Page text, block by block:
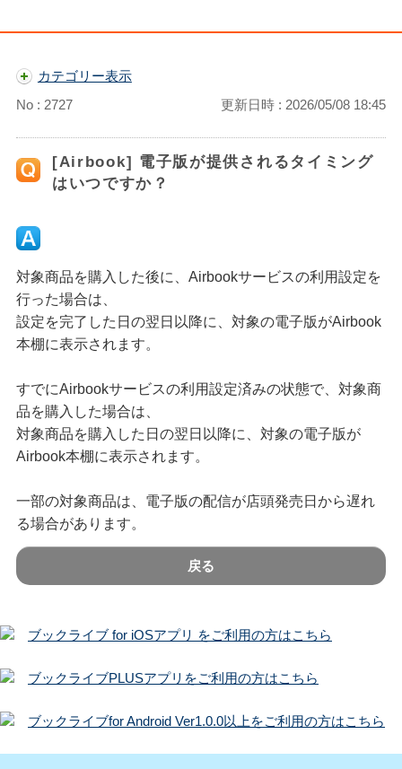
カテゴリー表示
No : 2727
更新日時 : 2026/05/08 18:45
[Airbook] 電子版が提供されるタイミング
はいつですか？
対象商品を購入した後に、Airbookサービスの利用設定を
行った場合は、
設定を完了した日の翌日以降に、対象の電子版がAirbook
本棚に表示されます。
すでにAirbookサービスの利用設定済みの状態で、対象商
品を購入した場合は、
対象商品を購入した日の翌日以降に、対象の電子版が
Airbook本棚に表示されます。
一部の対象商品は、電子版の配信が店頭発売日から遅れ
る場合があります。
戻る
ブックライブ for iOSアプリ をご利用の方はこちら
ブックライブPLUSアプリをご利用の方はこちら
ブックライブfor Android Ver1.0.0以上をご利用の方はこちら